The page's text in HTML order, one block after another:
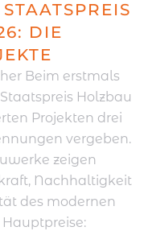
DIE
Beim erstmals
Holzbau
Projekten drei
vergeben.
zeigen
Nachhaltigkeit
des modernen
Hauptpreise: